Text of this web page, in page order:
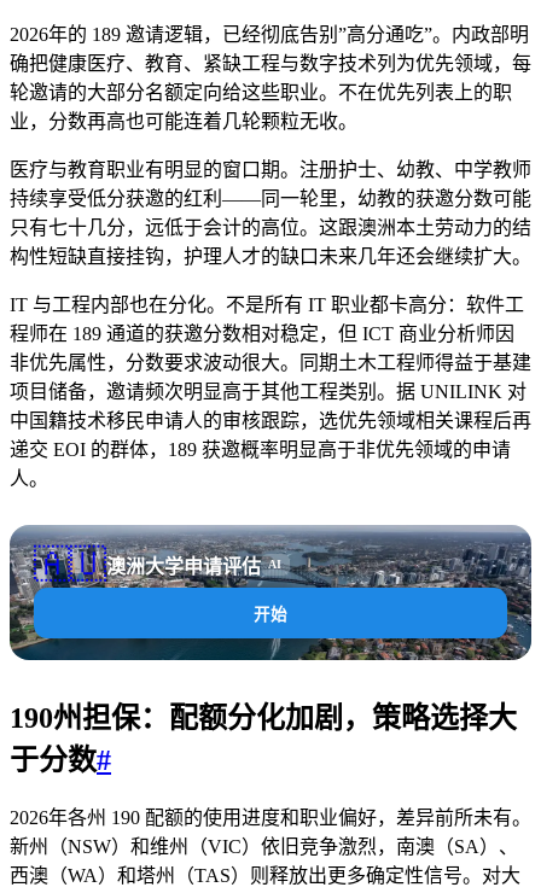
2026年的 189 邀请逻辑，已经彻底告别”高分通吃”。内政部明
确把健康医疗、教育、紧缺工程与数字技术列为优先领域，每
轮邀请的大部分名额定向给这些职业。不在优先列表上的职
业，分数再高也可能连着几轮颗粒无收。
医疗与教育职业有明显的窗口期。注册护士、幼教、中学教师
持续享受低分获邀的红利——同一轮里，幼教的获邀分数可能
只有七十几分，远低于会计的高位。这跟澳洲本土劳动力的结
构性短缺直接挂钩，护理人才的缺口未来几年还会继续扩大。
IT 与工程内部也在分化。不是所有 IT 职业都卡高分：软件工
程师在 189 通道的获邀分数相对稳定，但 ICT 商业分析师因
非优先属性，分数要求波动很大。同期土木工程师得益于基建
项目储备，邀请频次明显高于其他工程类别。据 UNILINK 对
中国籍技术移民申请人的审核跟踪，选优先领域相关课程后再
递交 EOI 的群体，189 获邀概率明显高于非优先领域的申请
人。
🇦🇺澳洲大学申请评估 AI
开始
190州担保：配额分化加剧，策略选择大
于分数#
2026年各州 190 配额的使用进度和职业偏好，差异前所未有。
新州（NSW）和维州（VIC）依旧竞争激烈，南澳（SA）、
西澳（WA）和塔州（TAS）则释放出更多确定性信号。对大